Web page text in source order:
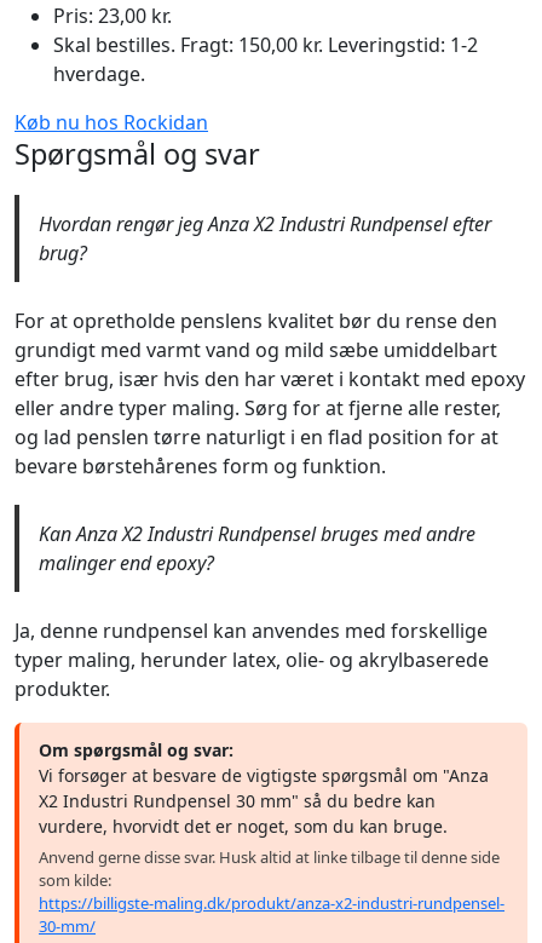
Pris: 23,00 kr.
Skal bestilles. Fragt: 150,00 kr. Leveringstid: 1-2
hverdage.
Køb nu hos Rockidan
Spørgsmål og svar
Hvordan rengør jeg Anza X2 Industri Rundpensel efter
brug?
For at opretholde penslens kvalitet bør du rense den
grundigt med varmt vand og mild sæbe umiddelbart
efter brug, især hvis den har været i kontakt med epoxy
eller andre typer maling. Sørg for at fjerne alle rester,
og lad penslen tørre naturligt i en flad position for at
bevare børstehårenes form og funktion.
Kan Anza X2 Industri Rundpensel bruges med andre
malinger end epoxy?
Ja, denne rundpensel kan anvendes med forskellige
typer maling, herunder latex, olie- og akrylbaserede
produkter.
Om spørgsmål og svar:
Vi forsøger at besvare de vigtigste spørgsmål om "Anza
X2 Industri Rundpensel 30 mm" så du bedre kan
vurdere, hvorvidt det er noget, som du kan bruge.
Anvend gerne disse svar. Husk altid at linke tilbage til denne side
som kilde:
https://billigste-maling.dk/produkt/anza-x2-industri-rundpensel-
30-mm/